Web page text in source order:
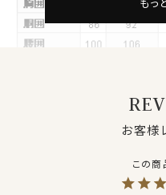
パフォーマンスに優れた生
革新的な生地メーカーです。
生産したいと開発に至りま
●使用生地～REDA ACTIVE
REDAのウール生地の中の
お客様